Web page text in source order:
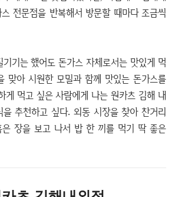
전문점을 반복해서 방문할 때마다 조금씩
기는 했어도 돈가스 자체로서는 맛있게 먹
맞아 시원한 모밀과 함께 맛있는 돈가스를
게 먹고 싶은 사람에게 나는 원카츠 김해 내
을 추천하고 싶다. 외동 시장을 찾아 찬거리
장을 보고 나서 밥 한 끼를 먹기 딱 좋은